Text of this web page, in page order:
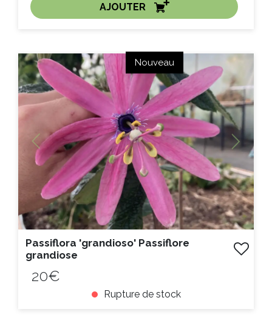
AJOUTER
ACHAT EXPRESS
Litre :
Nouveau
Previous Next
Passiflora 'grandioso' Passiflore
grandiose
20€
Rupture de stock